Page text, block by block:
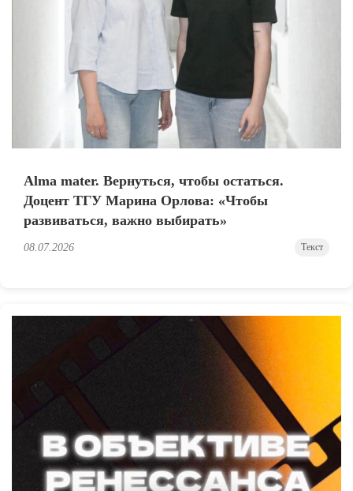
Alma mater. Вернуться, чтобы остаться.
Доцент ТГУ Марина Орлова: «Чтобы
развиваться, важно выбирать»
08.07.2026 Текст